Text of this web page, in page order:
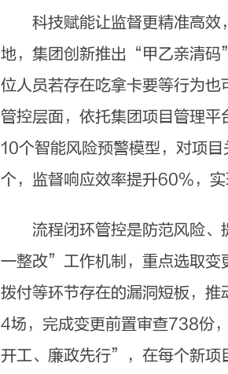
科技赋能让监督更精准高效
地，集团创新推出“甲乙亲清码
位人员若存在吃拿卡要等行为
管控层面，依托集团项目管理
10个智能风险预警模型，对项
个，监督响应效率提升60%
流程闭环管控是防范风险、
一整改”工作机制，重点选取变
拨付等环节存在的漏洞短板，
4场，完成变更前置审查738份
开工、廉政先行”，在每个新项